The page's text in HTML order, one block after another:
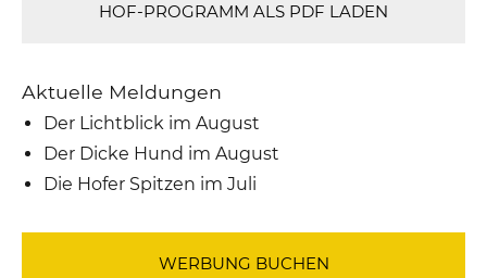
HOF-PROGRAMM ALS PDF LADEN
Aktuelle Meldungen
Der Lichtblick im August
Der Dicke Hund im August
Die Hofer Spitzen im Juli
WERBUNG BUCHEN